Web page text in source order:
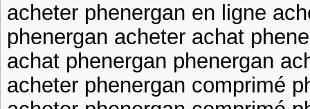
acheter phenergan en ligne
phenergan acheter achat
achat phenergan phenergan
acheter phenergan comprimé